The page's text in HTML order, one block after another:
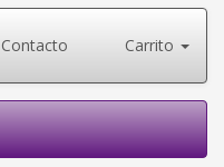
Contacto Carrito